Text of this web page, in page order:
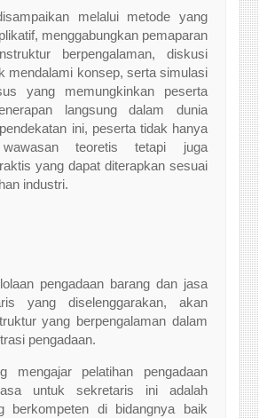
melalui metode yang
menggabungkan pemaparan
berpengalaman, diskusi
mendalami konsep, serta simulasi
yang memungkinkan peserta
langsung dalam dunia
ini, peserta tidak hanya
wawasan teoretis tetapi juga
yang dapat diterapkan sesuai
industri.
pengadaan barang dan jasa
yang diselenggarakan, akan
yang berpengalaman dalam
pengadaan.
mengajar pelatihan pengadaan
untuk sekretaris ini adalah
berkompeten di bidangnya baik